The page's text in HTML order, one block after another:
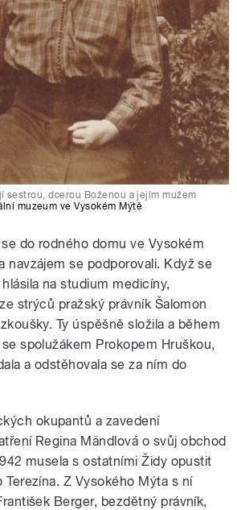
sestrou, dcerou Boženou a jejím mužem
muzeum ve Vysokém Mýtě
do rodného domu ve Vysokém
navzájem se podporovali. Když se
na studium medicíny,
strýců pražský právník Šalomon
Ty úspěšně složila a během
spolužákem Prokopem Hruškou,
a odstěhovala se za ním do
okupantů a zavedení
Regina Mändlová o svůj obchod
musela s ostatními Židy opustit
Terezína. Z Vysokého Mýta s ní
Berger, bezdětný právník,